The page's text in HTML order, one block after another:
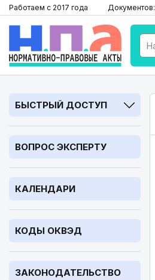
Работаем с 2017 года Документов:
БЫСТРЫЙ ДОСТУП
ВОПРОС ЭКСПЕРТУ
КАЛЕНДАРИ
КОДЫ ОКВЭД
ЗАКОНОДАТЕЛЬСТВО